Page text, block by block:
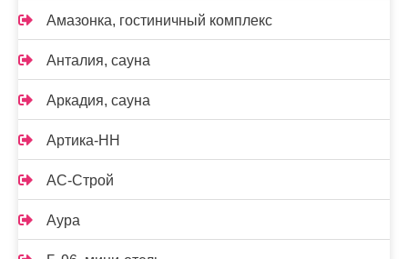
Амазонка, гостиничный комплекс
Анталия, сауна
Аркадия, сауна
Артика-НН
АС-Строй
Аура